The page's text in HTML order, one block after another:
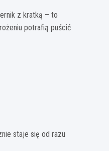
z kratką – to
potrafią puścić
staje się od razu